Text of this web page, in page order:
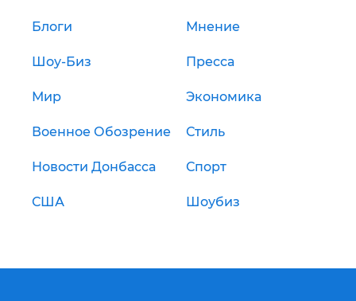
Блоги Мнение
Шоу-Биз Пресса
Мир Экономика
Военное Обозрение Стиль
Новости Донбасса Спорт
США Шоубиз